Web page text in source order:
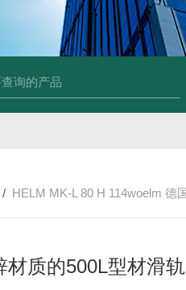
SPA带有螺旋青铜齿轮的
/ HELM MK-L 80 H 114woelm 德国 镀锌材质的500L型
材质的500L型材滑轨